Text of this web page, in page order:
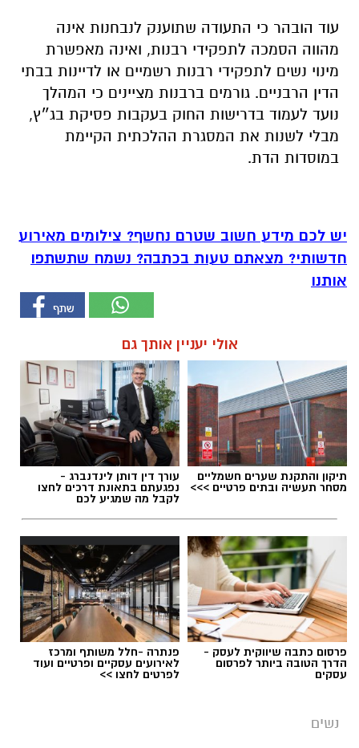
עוד הובהר כי התעודה שתוענק לנבחנות אינה
מהווה הסמכה לתפקידי רבנות, ואינה מאפשרת
מינוי נשים לתפקידי רבנות רשמיים או לדיינות בבתי
הדין הרבניים. גורמים ברבנות מציינים כי המהלך
נועד לעמוד בדרישות החוק בעקבות פסיקת בג״ץ,
מבלי לשנות את המסגרת ההלכתית הקיימת
במוסדות הדת.
יש לכם מידע חשוב שטרם נחשף? צילומים מאירוע
חדשותי? מצאתם טעות בכתבה? נשמח שתשתפו
אותנו
אולי יעניין אותך גם
תיקון והתקנת שערים חשמליים
מסחר תעשיה ובתים פרטיים >>>
עורך דין דותן לינדנברג -
נפגעתם בתאונת דרכים לחצו
לקבל מה שמגיע לכם
פרסום כתבה שיווקית לעסק -
הדרך הטובה ביותר לפרסום
עסקים
פנתרה -חלל משותף ומרכז
לאירועים עסקיים ופרטיים ועוד
לפרטים לחצו >>
נשים